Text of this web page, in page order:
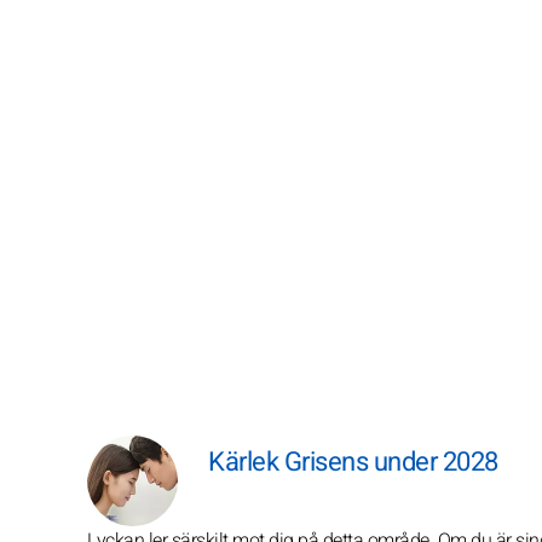
Kärlek Grisens under 2028